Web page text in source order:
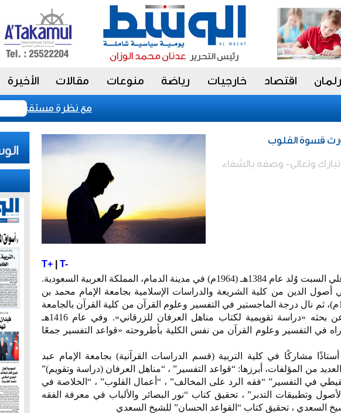
اقتصاد خارجيات رياضة منوعات مقالات الأخيرة
«فيتش» تؤكد التصنيف السيادي للكويت عند «-aa» مع نظرة مستقبلية مستقرة
قسوة القلوب
تبارك وتعالى- وصفه بالشفاء
T+| T-
الشيخ الدكتور خالد بن عثمان بن علي السبت وُلد عام 1384هـ (1964م) في مدينة الدمام، المملكة العربية السعودية.
الدين من كلية الشريعة والدراسات الإسلامية بجامعة الإمام محمد بن
سعود الإسلامية عام 1405هـ (1984م)، ثم نال درجة الماجستير في التفسير وعلوم القرآن من كلية القرآن بالجامعة
الإسلامية عام 1412هـ (1991م) عن بحثه «دراسة تقويمية لكتاب مناهل العرفان للزرقاني». وفي عام 1416هـ
في التفسير وعلوم القرآن من نفس الكلية بأطروحته «قواعد التفسير جمعًا
مشاركًا في كلية التربية (قسم الدراسات القرآنية) بجامعة الإمام عبد
من المؤلفات، أبرزها: “قواعد التفسير” ، “مناهل العرفان (دراسة وتقويم)”
في التفسير” “فقه الرد على المخالف” ، “أعمال القلوب” ، “الخلاصة في
وتطبيقات التدبر” ، تحقيق كتاب “نور البصائر والألباب في معرفة الفقه
السعدي ، تحقيق كتاب “القواعد الحسان” للشيخ السعدي